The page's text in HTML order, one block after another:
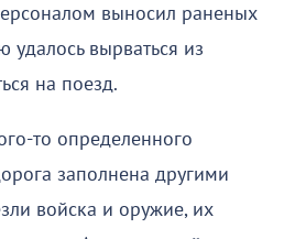
выносил раненых
удалось вырваться из
на поезд.
то определенного
заполнена другими
войска и оружие, их